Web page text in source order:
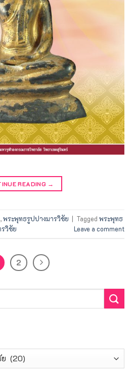
READING →
,พระพุทธรูปปางมารวิชัย Tagged พระพุทธ
วิชัย Leave a comment
2